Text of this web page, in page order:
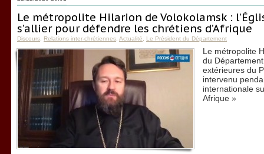
Le métropolite Hilarion de Volokolamsk :
s’allier pour défendre les chrétiens d’Afrique
Discours Relations inter-chrétiennes Actualité Le Président du Département
Le métropolite
du
extérieures du
intervenu
internationale
Afrique »